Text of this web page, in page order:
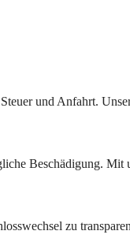
und Anfahrt.
Beschädigung. Mit
zu